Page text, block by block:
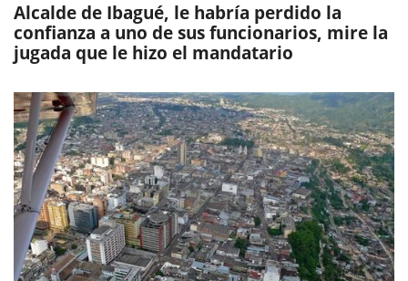
Alcalde de Ibagué, le habría perdido la
confianza a uno de sus funcionarios, mire la
jugada que le hizo el mandatario